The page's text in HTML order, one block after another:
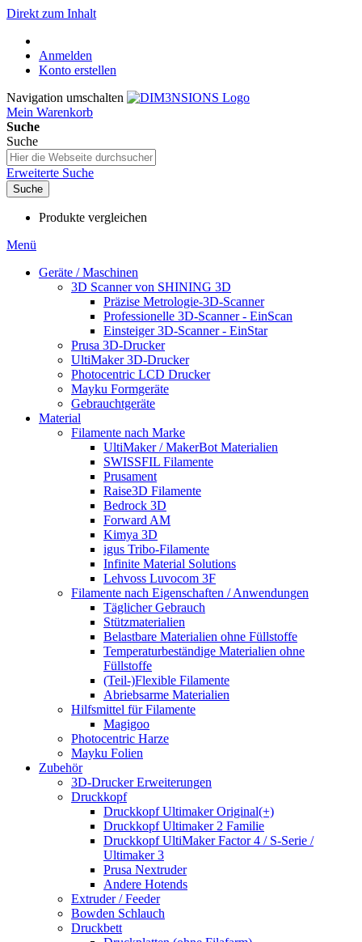
Direkt zum Inhalt
Anmelden
Konto erstellen
Navigation umschalten
Mein Warenkorb
Suche
Suche
Erweiterte Suche
Suche
Produkte vergleichen
Menü
Geräte / Maschinen
3D Scanner von SHINING 3D
Präzise Metrologie-3D-Scanner
Professionelle 3D-Scanner - EinScan
Einsteiger 3D-Scanner - EinStar
Prusa 3D-Drucker
UltiMaker 3D-Drucker
Photocentric LCD Drucker
Mayku Formgeräte
Gebrauchtgeräte
Material
Filamente nach Marke
UltiMaker / MakerBot Materialien
SWISSFIL Filamente
Prusament
Raise3D Filamente
Bedrock 3D
Forward AM
Kimya 3D
igus Tribo-Filamente
Infinite Material Solutions
Lehvoss Luvocom 3F
Filamente nach Eigenschaften / Anwendungen
Täglicher Gebrauch
Stützmaterialien
Belastbare Materialien ohne Füllstoffe
Temperaturbeständige Materialien ohne
Füllstoffe
(Teil-)Flexible Filamente
Abriebsarme Materialien
Hilfsmittel für Filamente
Magigoo
Photocentric Harze
Mayku Folien
Zubehör
3D-Drucker Erweiterungen
Druckkopf
Druckkopf Ultimaker Original(+)
Druckkopf Ultimaker 2 Familie
Druckkopf UltiMaker Factor 4 / S-Serie /
Ultimaker 3
Prusa Nextruder
Andere Hotends
Extruder / Feeder
Bowden Schlauch
Druckbett